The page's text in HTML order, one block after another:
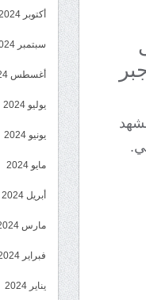
أكتوبر 2024
سبتمبر 2024
أغسطس 2024
يوليو 2024
يونيو 2024
مايو 2024
أبريل 2024
مارس 2024
فبراير 2024
يناير 2024